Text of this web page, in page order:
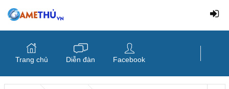
Trang chủ Diễn đàn Facebook